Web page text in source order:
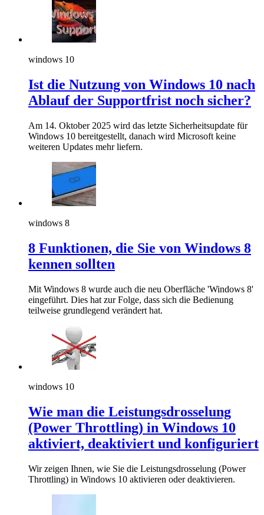
windows 10
Ist die Nutzung von Windows 10 nach
Ablauf der Supportfrist noch sicher?
Am 14. Oktober 2025 wird das letzte Sicherheitsupdate für
Windows 10 bereitgestellt, danach wird Microsoft keine
weiteren Updates mehr liefern.
windows 8
8 Funktionen, die Sie von Windows 8
kennen sollten
Mit Windows 8 wurde auch die neu Oberfläche 'Windows 8'
eingeführt. Dies hat zur Folge, dass sich die Bedienung
teilweise grundlegend verändert hat.
windows 10
Wie man die Leistungsdrosselung
(Power Throttling) in Windows 10
aktiviert, deaktiviert und konfiguriert
Wir zeigen Ihnen, wie Sie die Leistungsdrosselung (Power
Throttling) in Windows 10 aktivieren oder deaktivieren.